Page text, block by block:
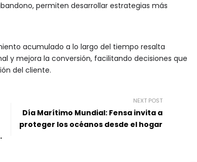
permiten desarrollar estrategias más
acumulado a lo largo del tiempo resalta
y mejora la conversión, facilitando decisiones que
del cliente.
NEXT POST
Día Marítimo Mundial: Fensa invita a
proteger los océanos desde el hogar